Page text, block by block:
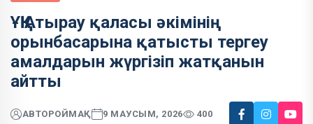
ҰҚҚ Атырау қаласы әкімінің
орынбасарына қатысты тергеу
амалдарын жүргізіп жатқанын
айтты
АВТОРОЙМАҚ 9 МАУСЫМ, 2026 400